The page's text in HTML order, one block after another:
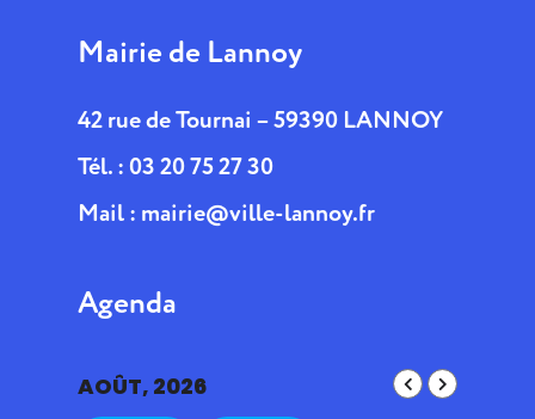
Mairie de Lannoy
42 rue de Tournai – 59390 LANNOY
Tél. : 03 20 75 27 30
Mail : mairie@ville-lannoy.fr
Agenda
AOÛT, 2026